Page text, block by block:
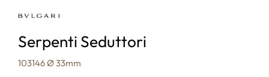
Serpenti Seduttori
103146 Ø 33mm